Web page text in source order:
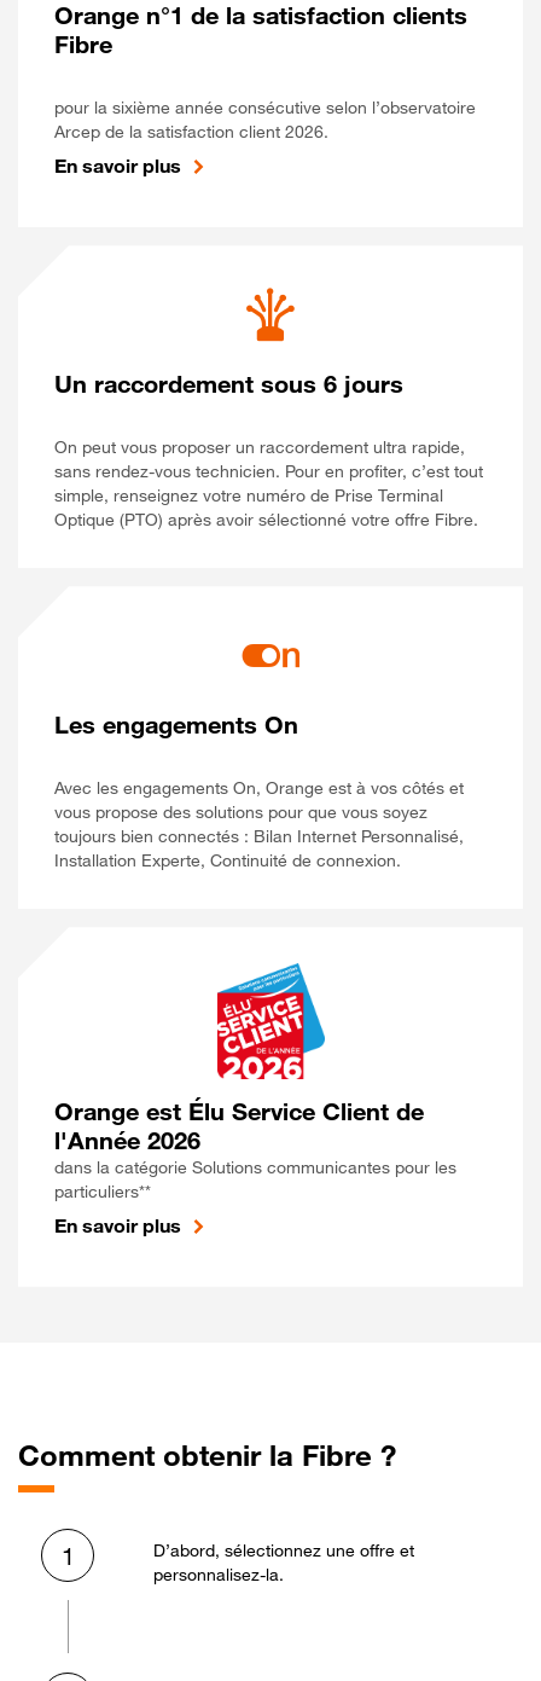
Orange n°1 de la satisfaction clients
Fibre
pour la sixième année consécutive selon l’observatoire
Arcep de la satisfaction client 2026.
En savoir plus
Un raccordement sous 6 jours
On peut vous proposer un raccordement ultra rapide,
sans rendez-vous technicien. Pour en profiter, c’est tout
simple, renseignez votre numéro de Prise Terminal
Optique (PTO) après avoir sélectionné votre offre Fibre.
Les engagements On
Avec les engagements On, Orange est à vos côtés et
vous propose des solutions pour que vous soyez
toujours bien connectés : Bilan Internet Personnalisé,
Installation Experte, Continuité de connexion.
Orange est Élu Service Client de
l'Année 2026
dans la catégorie Solutions communicantes pour les
particuliers**
En savoir plus
Comment obtenir la Fibre ?
1
D’abord, sélectionnez une offre et
personnalisez-la.